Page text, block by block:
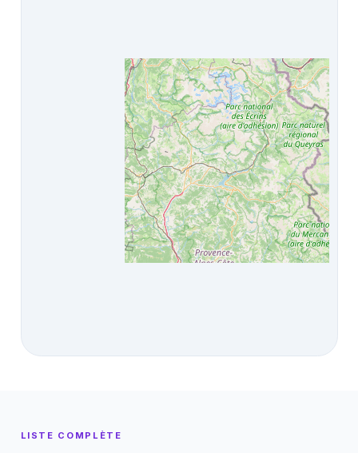
LISTE COMPLÈTE